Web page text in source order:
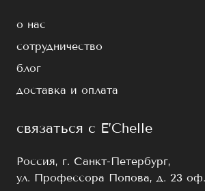
о нас
сотрудничество
блог
доставка и оплата
связаться с E’Chelle
Россия, г. Санкт-Петербург,
ул. Профессора Попова, д. 23